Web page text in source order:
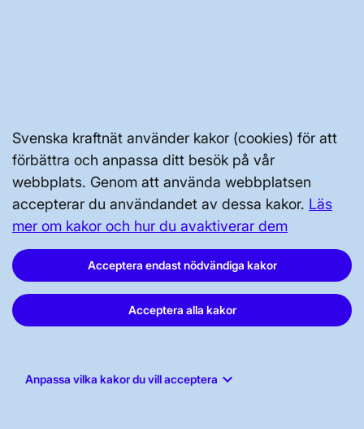
Svenska kraftnät använder kakor (cookies) för att
förbättra och anpassa ditt besök på vår
webbplats. Genom att använda webbplatsen
accepterar du användandet av dessa kakor. Läs
mer om kakor och hur du avaktiverar dem
Acceptera endast nödvändiga kakor
Acceptera alla kakor
Anpassa vilka kakor du vill acceptera keyboard_arrow_down
Svenska kraftnät, Box 1200, 172 24
Sundbyberg
Tel: 010-475 80 00